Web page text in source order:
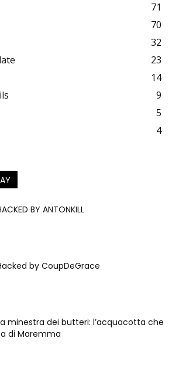
71
70
32
23
14
9
5
4
BY ANTONKILL
by CoupDeGrace
minestra dei butteri: l’acquacotta che
di Maremma